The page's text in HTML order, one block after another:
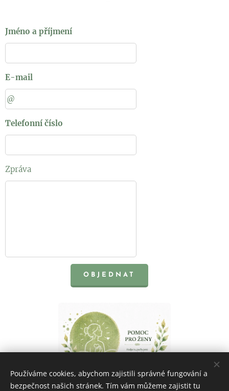
Jméno a příjmení
E-mail
Telefonní číslo
Zpráva
OBJEDNAT
Používáme cookies, abychom zajistili správné fungování a
bezpečnost našich stránek. Tím vám můžeme zajistit tu